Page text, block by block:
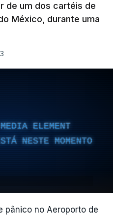
de um dos cartéis de
México, durante uma
ELEMENT
NESTE MOMENTO
pânico no Aeroporto de